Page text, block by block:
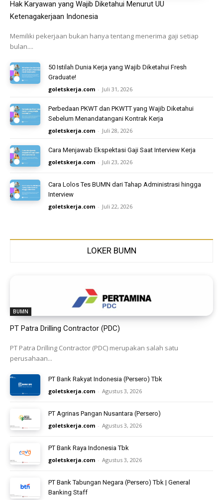
Hak Karyawan yang Wajib Diketahui Menurut UU
Ketenagakerjaan Indonesia
Memiliki pekerjaan bukan hanya tentang menerima gaji setiap
bulan....
50 Istilah Dunia Kerja yang Wajib Diketahui Fresh
Graduate!
goletskerja.com - Juli 31, 2026
Perbedaan PKWT dan PKWTT yang Wajib Diketahui
Sebelum Menandatangani Kontrak Kerja
goletskerja.com - Juli 28, 2026
Cara Menjawab Ekspektasi Gaji Saat Interview Kerja
goletskerja.com - Juli 23, 2026
Cara Lolos Tes BUMN dari Tahap Administrasi hingga
Interview
goletskerja.com - Juli 22, 2026
LOKER BUMN
BUMN
PT Patra Drilling Contractor (PDC)
PT Patra Drilling Contractor (PDC) merupakan salah satu
perusahaan...
PT Bank Rakyat Indonesia (Persero) Tbk
goletskerja.com - Agustus 3, 2026
PT Agrinas Pangan Nusantara (Persero)
goletskerja.com - Agustus 3, 2026
PT Bank Raya Indonesia Tbk
goletskerja.com - Agustus 3, 2026
PT Bank Tabungan Negara (Persero) Tbk | General
Banking Staff